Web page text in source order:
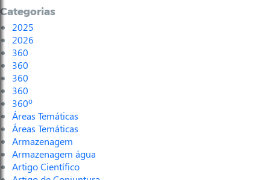
Categorias
2025
2026
360
360
360
360
360º
Áreas Temáticas
Áreas Temáticas
Armazenagem
Armazenagem água
Artigo Científico